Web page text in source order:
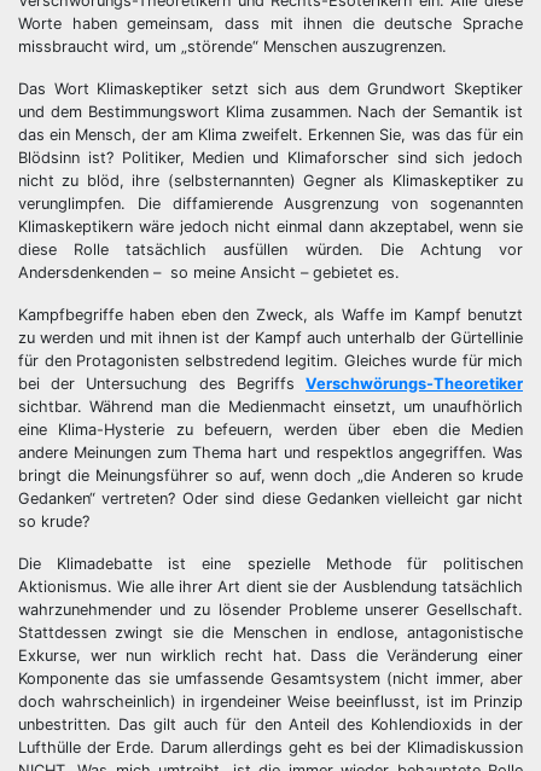
Worte haben gemeinsam, dass mit ihnen die deutsche Sprache
missbraucht wird, um „störende“ Menschen auszugrenzen.
Das Wort Klimaskeptiker setzt sich aus dem Grundwort Skeptiker
und dem Bestimmungswort Klima zusammen. Nach der Semantik ist
das ein Mensch, der am Klima zweifelt. Erkennen Sie, was das für ein
Blödsinn ist? Politiker, Medien und Klimaforscher sind sich jedoch
nicht zu blöd, ihre (selbsternannten) Gegner als Klimaskeptiker zu
verunglimpfen. Die diffamierende Ausgrenzung von sogenannten
Klimaskeptikern wäre jedoch nicht einmal dann akzeptabel, wenn sie
diese Rolle tatsächlich ausfüllen würden. Die Achtung vor
Andersdenkenden – so meine Ansicht – gebietet es.
Kampfbegriffe haben eben den Zweck, als Waffe im Kampf benutzt
zu werden und mit ihnen ist der Kampf auch unterhalb der Gürtellinie
für den Protagonisten selbstredend legitim. Gleiches wurde für mich
bei der Untersuchung des Begriffs Verschwörungs-Theoretiker
sichtbar. Während man die Medienmacht einsetzt, um unaufhörlich
eine Klima-Hysterie zu befeuern, werden über eben die Medien
andere Meinungen zum Thema hart und respektlos angegriffen. Was
bringt die Meinungsführer so auf, wenn doch „die Anderen so krude
Gedanken“ vertreten? Oder sind diese Gedanken vielleicht gar nicht
so krude?
Die Klimadebatte ist eine spezielle Methode für politischen
Aktionismus. Wie alle ihrer Art dient sie der Ausblendung tatsächlich
wahrzunehmender und zu lösender Probleme unserer Gesellschaft.
Stattdessen zwingt sie die Menschen in endlose, antagonistische
Exkurse, wer nun wirklich recht hat. Dass die Veränderung einer
Komponente das sie umfassende Gesamtsystem (nicht immer, aber
doch wahrscheinlich) in irgendeiner Weise beeinflusst, ist im Prinzip
unbestritten. Das gilt auch für den Anteil des Kohlendioxids in der
Lufthülle der Erde. Darum allerdings geht es bei der Klimadiskussion